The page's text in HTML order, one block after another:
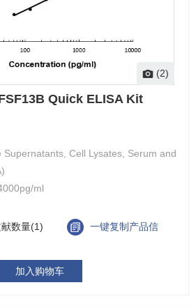
(2)
Quick ELISA Kit
Supernatants, Cell Lysates, Serum and
ml
数量(1)
一键复制产品信
加入购物车